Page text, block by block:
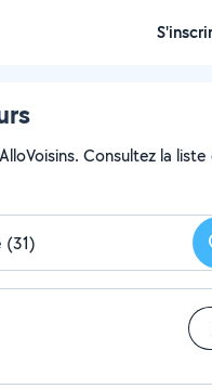
Consultez la